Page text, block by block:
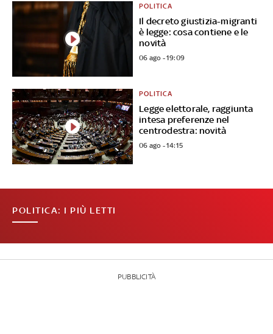
Il decreto giustizia-migranti
è legge: cosa contiene e le
novità
POLITICA
06 ago - 19:09
Legge elettorale, raggiunta
intesa preferenze nel
centrodestra: novità
POLITICA
06 ago - 14:15
POLITICA: I PIÙ LETTI
PUBBLICITÀ